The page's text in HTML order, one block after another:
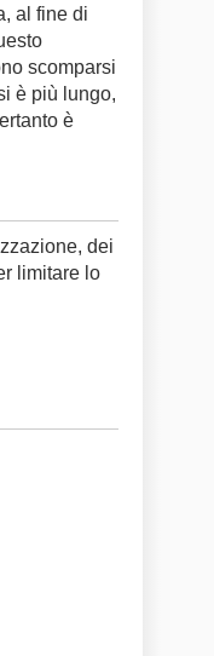
al fine di
scomparsi
è più lungo,
è
dei
limitare lo